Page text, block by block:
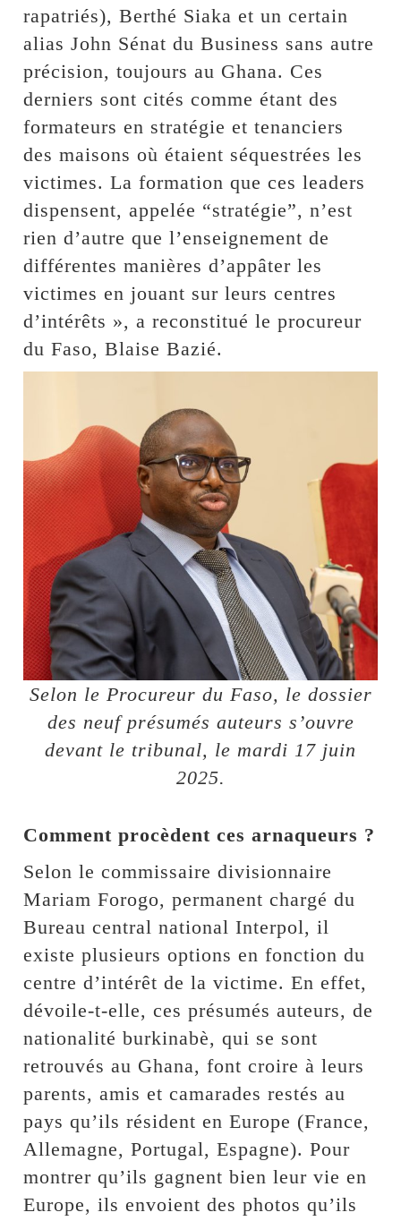
rapatriés), Berthé Siaka et un certain
alias John Sénat du Business sans autre
précision, toujours au Ghana. Ces
derniers sont cités comme étant des
formateurs en stratégie et tenanciers
des maisons où étaient séquestrées les
victimes. La formation que ces leaders
dispensent, appelée “stratégie”, n’est
rien d’autre que l’enseignement de
différentes manières d’appâter les
victimes en jouant sur leurs centres
d’intérêts », a reconstitué le procureur
du Faso, Blaise Bazié.
Selon le Procureur du Faso, le dossier
des neuf présumés auteurs s’ouvre
devant le tribunal, le mardi 17 juin
2025.
Comment procèdent ces arnaqueurs ?
Selon le commissaire divisionnaire
Mariam Forogo, permanent chargé du
Bureau central national Interpol, il
existe plusieurs options en fonction du
centre d’intérêt de la victime. En effet,
dévoile-t-elle, ces présumés auteurs, de
nationalité burkinabè, qui se sont
retrouvés au Ghana, font croire à leurs
parents, amis et camarades restés au
pays qu’ils résident en Europe (France,
Allemagne, Portugal, Espagne). Pour
montrer qu’ils gagnent bien leur vie en
Europe, ils envoient des photos qu’ils